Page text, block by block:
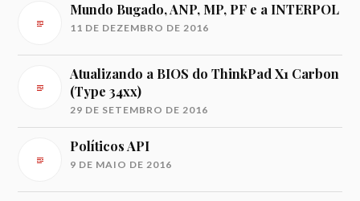
Mundo Bugado, ANP, MP, PF e a INTERPOL
11 DE DEZEMBRO DE 2016
Atualizando a BIOS do ThinkPad X1 Carbon
(Type 34xx)
29 DE SETEMBRO DE 2016
Políticos API
9 DE MAIO DE 2016